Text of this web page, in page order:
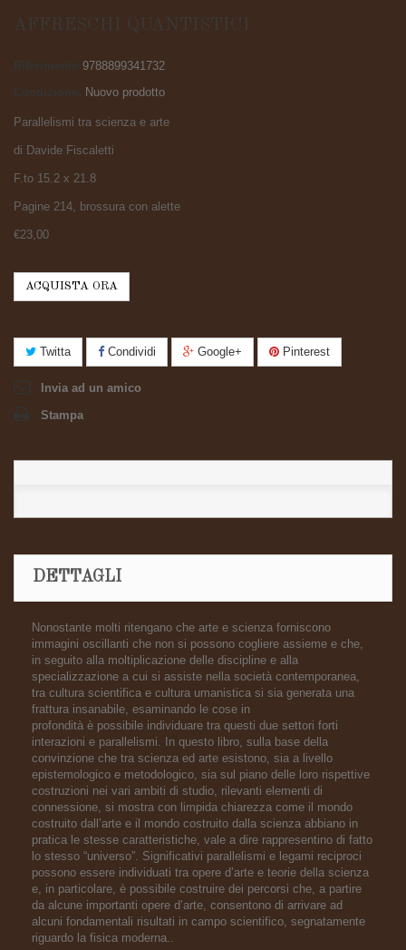
AFFRESCHI QUANTISTICI
Riferimento
9788899341732
Nuovo prodotto
Parallelismi tra scienza e arte
di Davide Fiscaletti
F.to 15.2 x 21.8
Pagine 214, brossura con alette
€23,00
ACQUISTA ORA
Twitta Condividi Google+ Pinterest
Invia ad un amico
Stampa
DETTAGLI
Nonostante molti ritengano che arte e scienza forniscono
immagini oscillanti che non si possono cogliere assieme e che,
in seguito alla moltiplicazione delle discipline e alla
specializzazione a cui si assiste nella società contemporanea,
tra cultura scientifica e cultura umanistica si sia generata una
frattura insanabile, esaminando le cose in
profondità è possibile individuare tra questi due settori forti
interazioni e parallelismi. In questo libro, sulla base della
convinzione che tra scienza ed arte esistono, sia a livello
epistemologico e metodologico, sia sul piano delle loro rispettive
costruzioni nei vari ambiti di studio, rilevanti elementi di
connessione, si mostra con limpida chiarezza come il mondo
costruito dall’arte e il mondo costruito dalla scienza abbiano in
pratica le stesse caratteristiche, vale a dire rappresentino di fatto
lo stesso “universo”. Significativi parallelismi e legami reciproci
possono essere individuati tra opere d’arte e teorie della scienza
e, in particolare, è possibile costruire dei percorsi che, a partire
da alcune importanti opere d’arte, consentono di arrivare ad
alcuni fondamentali risultati in campo scientifico, segnatamente
riguardo la fisica moderna..